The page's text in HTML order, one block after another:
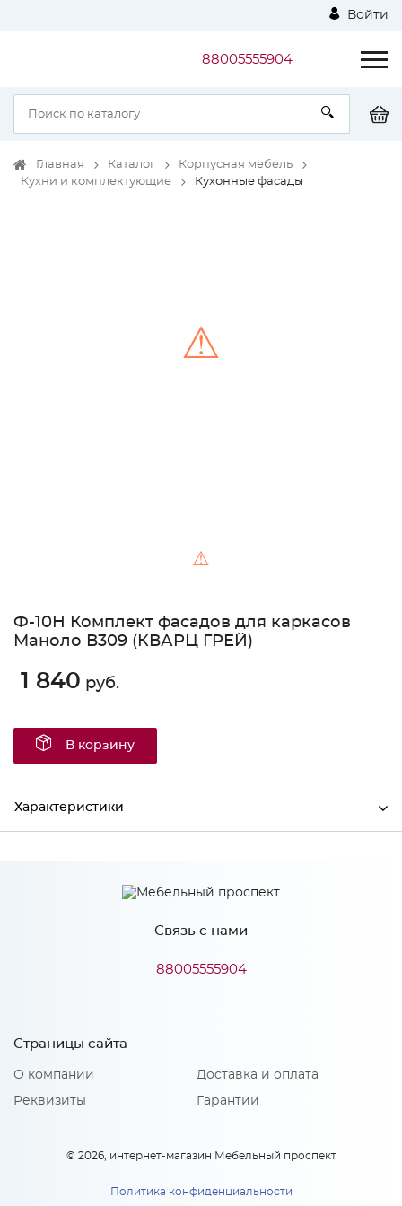
Войти
88005555904
Главная Каталог
Корпусная мебель
Кухни и комплектующие
Кухонные фасады
⚠
⚠
Ф-10Н Комплект фасадов для каркасов
Маноло В309 (КВАРЦ ГРЕЙ)
1 840 руб.
В корзину
Характеристики
Ширина 297
916
16
Сурская мебель
Материал
Количество упаковок: 1
Связь с нами
88005555904
Страницы сайта
О компании
Реквизиты
Доставка и оплата
Гарантии
© 2026, интернет-магазин Мебельный проспект
Политика конфиденциальности